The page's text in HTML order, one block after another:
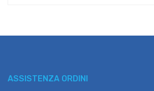
ASSISTENZA ORDINI